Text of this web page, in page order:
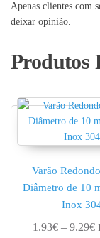
Apenas clientes com
deixar opinião.
Produtos
Varão
Diâmetro de 10
Inox
1.93€ – 9.29€